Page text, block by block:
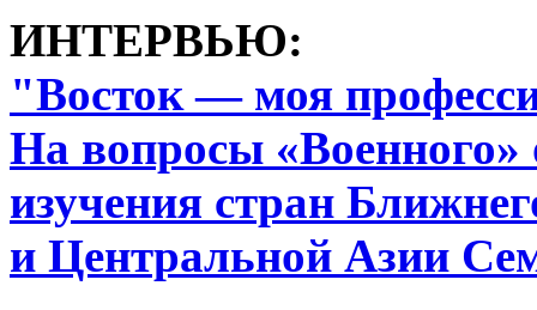
ИНТЕРВЬЮ:
"Восток — моя
На вопросы «Военного»
изучения стран
и Центральной Азии